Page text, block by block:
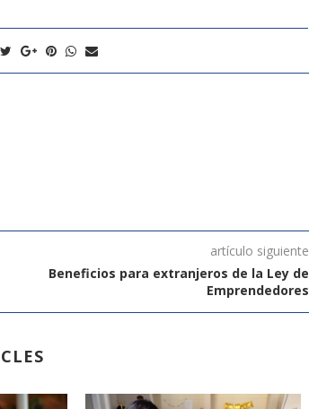
artículo siguiente
Beneficios para extranjeros de la Ley de
Emprendedores